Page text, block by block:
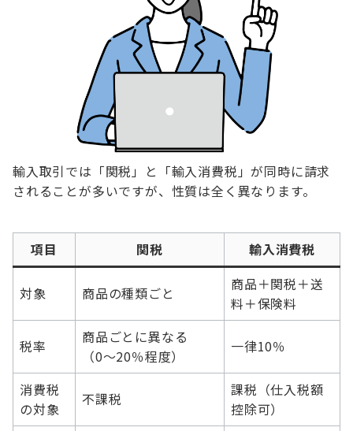
輸入取引では「関税」と「輸入消費税」が同時に請求
されることが多いですが、性質は全く異なります。
項目 関税 輸入消費税
対象 商品の種類ごと
商品＋関税＋送
料＋保険料
税率
商品ごとに異なる
（0〜20％程度）
一律10％
消費税
の対象
不課税
課税（仕入税額
控除可）